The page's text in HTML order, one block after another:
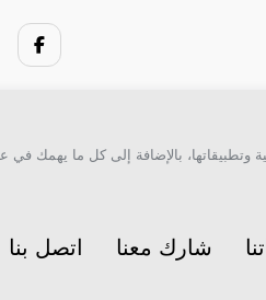
بالإضافة إلى كل ما يهمك في
شارك معنا اتصل بنا